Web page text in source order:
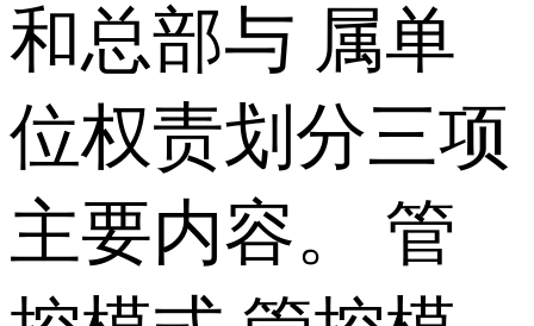
和总部与 属单
位权责划分三项
主要内容。 管